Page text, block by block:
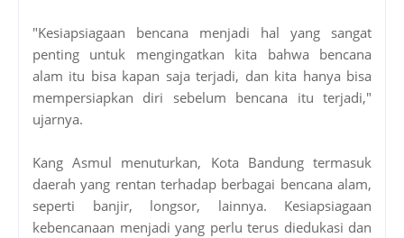
"Kesiapsiagaan bencana menjadi hal yang sangat
penting untuk mengingatkan kita bahwa bencana
alam itu bisa kapan saja terjadi, dan kita hanya bisa
mempersiapkan diri sebelum bencana itu terjadi,"
ujarnya.
Kang Asmul menuturkan, Kota Bandung termasuk
daerah yang rentan terhadap berbagai bencana alam,
seperti banjir, longsor, lainnya. Kesiapsiagaan
kebencanaan menjadi yang perlu terus diedukasi dan